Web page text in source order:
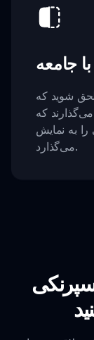
جامعه
شوید که
که
به نمایش
می‌گذارد.